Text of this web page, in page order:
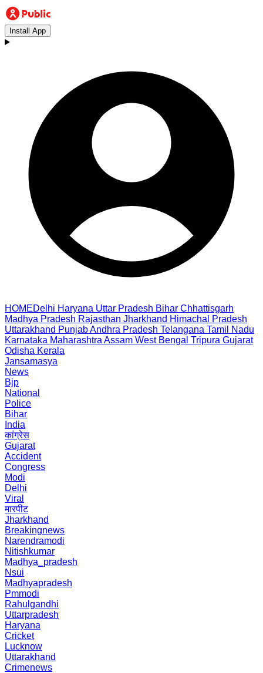
Install App
HOMEDelhi Haryana Uttar Pradesh Bihar Chhattisgarh
Madhya Pradesh Rajasthan Jharkhand Himachal Pradesh
Uttarakhand PunjabAndhra Pradesh Telangana Tamil Nadu
Karnataka Maharashtra Assam West Bengal Tripura Gujarat
Odisha Kerala
Jansamasya
News
Bjp
National
Police
Bihar
India
कांग्रेस
Gujarat
Accident
Congress
Modi
Delhi
Viral
मारपीट
Jharkhand
Breakingnews
Narendramodi
Nitishkumar
Madhya_pradesh
Nsui
Madhyapradesh
Pmmodi
Rahulgandhi
Uttarpradesh
Haryana
Cricket
Lucknow
Uttarakhand
Crimenews